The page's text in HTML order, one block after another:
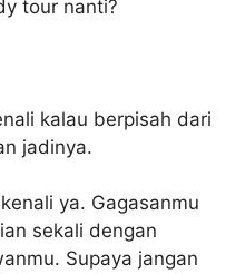
tour nanti?
kalau berpisah dari
jadinya.
ya. Gagasanmu
sekali dengan
Supaya jangan